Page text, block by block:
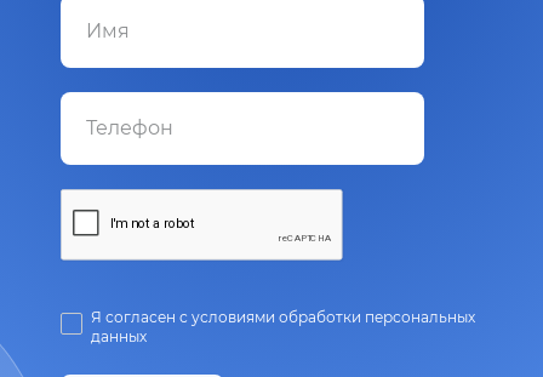
Я согласен с условиями обработки персональных
данных